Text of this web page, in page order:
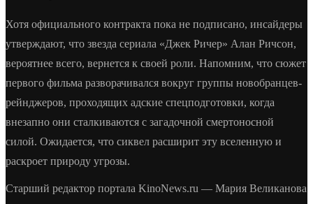
Хотя официального контракта пока не подписано, инсайдеры
утверждают, что звезда сериала «Джек Ричер» Алан Ричсон,
вероятнее всего, вернется к своей роли. Напомним, что сюжет
первого фильма разворачивался вокруг группы новобранцев-
рейнджеров, проходящих адские спецподготовки, когда
внезапно они сталкиваются с загадочной смертоносной
силой. Ожидается, что сиквел расширит эту вселенную и
раскроет природу угрозы.
Старший редактор портала KinoNews.ru — Мария Великанова